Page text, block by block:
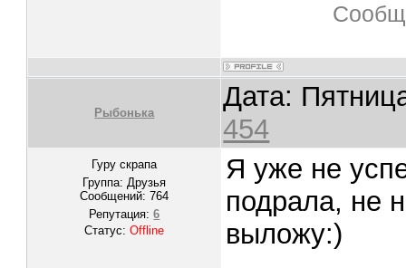
Рыбонька
Дата:
454
Гуру скрапа
Группа: Друзья
Сообщений:764
Репутация:6
Статус:Offline
Я уже не
подрала, не
выложу:)